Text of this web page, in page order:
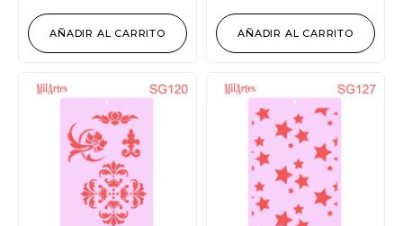
AÑADIR AL CARRITO AÑADIR AL CARRITO